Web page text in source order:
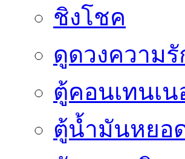
ชิงโชค
ดูดวงความรั
ตู้คอนเทนเน
ตู้น้ำมันหยอ